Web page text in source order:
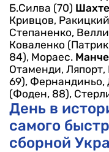
Б.Силва (70)
Кривцов,
Степаненко,
Коваленко
84), Мораес.
Отаменди,
69), Фернандиньо,
(Фоден, 88),
День в
самого
сборной